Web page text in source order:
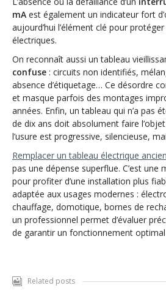
mA est également un indicateur fort
aujourd’hui l’élément clé pour
électriques.
On reconnaît aussi un tableau
confuse : circuits non identifiés,
absence d’étiquetage… Ce désordre
et masque parfois des montages
années. Enfin, un tableau qui n’a pas
de dix ans doit absolument faire
l’usure est progressive, silencieuse,
Remplacer un tableau électrique
pas une dépense superflue. C’est une
pour profiter d’une installation plus
adaptée aux usages modernes :
chauffage, domotique, bornes de
un professionnel permet d’évaluer
de garantir un fonctionnement
Related posts